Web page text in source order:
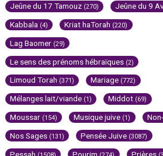
Jeûne du 17 Tamouz (270) Jeûne du 9
Kabbala (4) Kriat haTorah (220)
Lag Baomer (29)
Le sens des prénoms hébraïques (2)
Limoud Torah (371) Mariage (772)
Mélanges lait/viande (1) Middot (69)
Moussar (154) Musique juive (1)
Nos Sages (131) Pensée Juive (3087)
Pessah Pourim Prières